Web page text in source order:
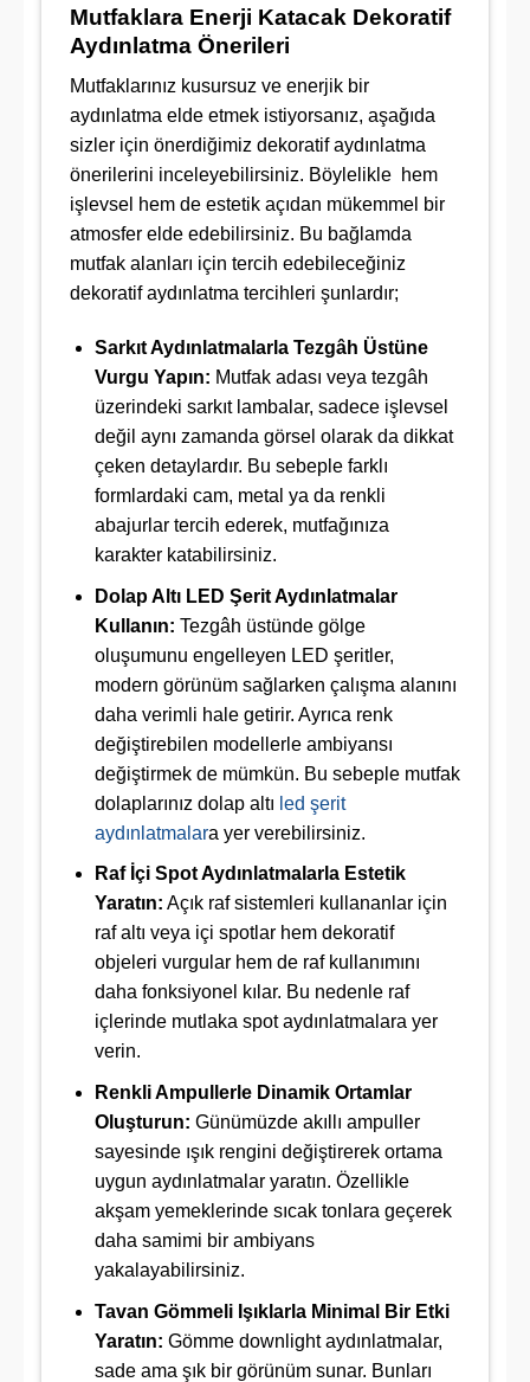
Mutfaklara Enerji Katacak Dekoratif
Aydınlatma Önerileri
Mutfaklarınız kusursuz ve enerjik bir
aydınlatma elde etmek istiyorsanız, aşağıda
sizler için önerdiğimiz dekoratif aydınlatma
önerilerini inceleyebilirsiniz. Böylelikle hem
işlevsel hem de estetik açıdan mükemmel bir
atmosfer elde edebilirsiniz. Bu bağlamda
mutfak alanları için tercih edebileceğiniz
dekoratif aydınlatma tercihleri şunlardır;
Sarkıt Aydınlatmalarla Tezgâh Üstüne
Vurgu Yapın: Mutfak adası veya tezgâh
üzerindeki sarkıt lambalar, sadece işlevsel
değil aynı zamanda görsel olarak da dikkat
çeken detaylardır. Bu sebeple farklı
formlardaki cam, metal ya da renkli
abajurlar tercih ederek, mutfağınıza
karakter katabilirsiniz.
Dolap Altı LED Şerit Aydınlatmalar
Kullanın: Tezgâh üstünde gölge
oluşumunu engelleyen LED şeritler,
modern görünüm sağlarken çalışma alanını
daha verimli hale getirir. Ayrıca renk
değiştirebilen modellerle ambiyansı
değiştirmek de mümkün. Bu sebeple mutfak
dolaplarınız dolap altı led şerit
aydınlatmalara yer verebilirsiniz.
Raf İçi Spot Aydınlatmalarla Estetik
Yaratın: Açık raf sistemleri kullananlar için
raf altı veya içi spotlar hem dekoratif
objeleri vurgular hem de raf kullanımını
daha fonksiyonel kılar. Bu nedenle raf
içlerinde mutlaka spot aydınlatmalara yer
verin.
Renkli Ampullerle Dinamik Ortamlar
Oluşturun: Günümüzde akıllı ampuller
sayesinde ışık rengini değiştirerek ortama
uygun aydınlatmalar yaratın. Özellikle
akşam yemeklerinde sıcak tonlara geçerek
daha samimi bir ambiyans
yakalayabilirsiniz.
Tavan Gömmeli Işıklarla Minimal Bir Etki
Yaratın: Gömme downlight aydınlatmalar,
sade ama şık bir görünüm sunar. Bunları